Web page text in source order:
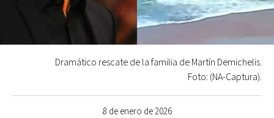
8 de enero de 2026
Dramático rescate de la familia de Martín Demichelis.
Foto: (NA-Captura).